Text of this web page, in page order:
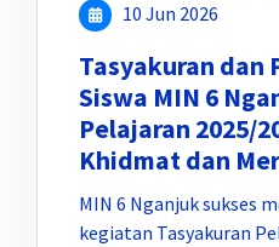
10 Jun 2026
Tasyakuran dan
Siswa MIN 6
Pelajaran 2025/
Khidmat dan
MIN 6 Nganjuk sukses
kegiatan Tasyakuran